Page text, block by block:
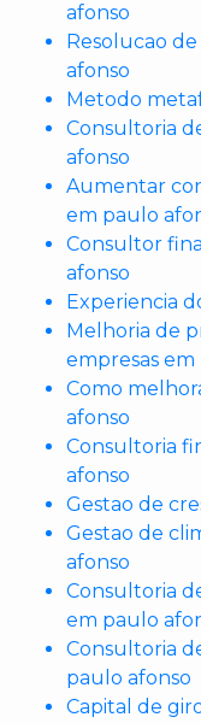
afonso
Resolucao
afonso
Metodo
Consultoria
afonso
Aumentar
em paulo
Consultor
afonso
Experiencia
Melhoria de
empresas
Como
afonso
Consultoria
afonso
Gestao de
Gestao de
afonso
Consultoria
em paulo
Consultoria
paulo afonso
Capital de